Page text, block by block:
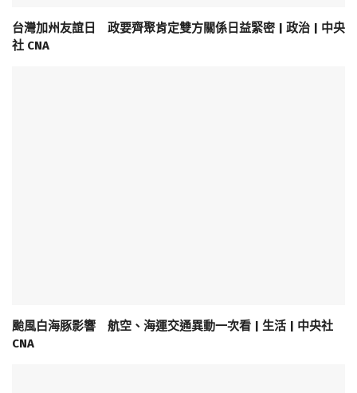
台灣加州友誼日 政要齊聚肯定雙方關係日益緊密 | 政治 | 中央
社 CNA
颱風白海豚影響 航空、海運交通異動一次看 | 生活 | 中央社
CNA